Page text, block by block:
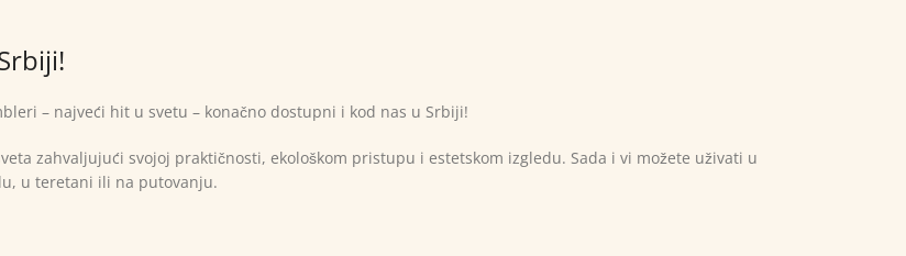
– najveći hit u svetu – konačno dostupni i kod nas u Srbiji!
zahvaljujući svojoj praktičnosti, ekološkom pristupu i estetskom izgledu. Sada i vi možete uživati u
u teretani ili na putovanju.